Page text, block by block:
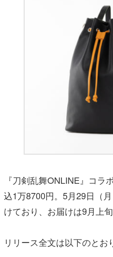
『刀剣乱舞ONLINE』コラ
込1万8700円。5月29日（
けており、お届けは9月上
リリース全文は以下のとお